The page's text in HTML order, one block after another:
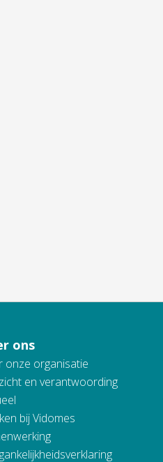
ons
onze organisatie
en verantwoording
bij Vidomes